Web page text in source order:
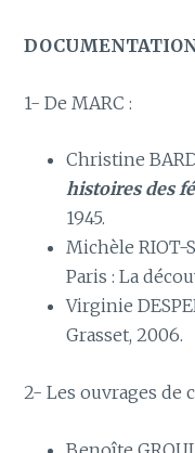
1- De MARC :
Christine
histoires des
1945.
Michèle RIOT-
Paris : La
Virginie
Grasset, 2006.
2- Les ouvrages de